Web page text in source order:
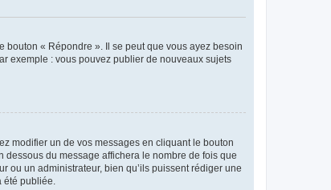
« Répondre ». Il se peut que vous ayez besoin
exemple : vous pouvez publier de nouveaux sujets
modifier un de vos messages en cliquant le bouton
du message affichera le nombre de fois que
ou un administrateur, bien qu’ils puissent rédiger une
publiée.